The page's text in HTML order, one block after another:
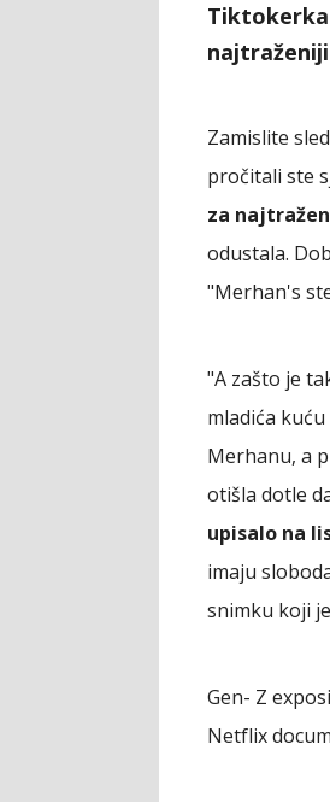
Zamislite
pročitali ste
za
odustala.
"Merhan's
"A zašto je
mladića
Merhanu, a
otišla dotle
upisalo na
imaju
snimku koji
Gen- Z
Netflix